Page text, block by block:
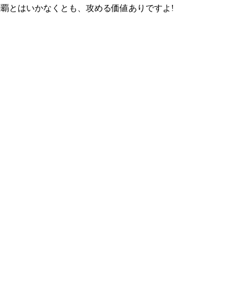
とはいかなくとも、攻める価値ありですよ!